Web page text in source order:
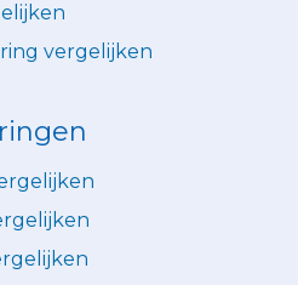
vergelijken